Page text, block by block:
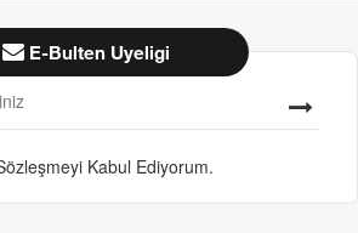
E-Bulten Uyeligi
Kabul Ediyorum.